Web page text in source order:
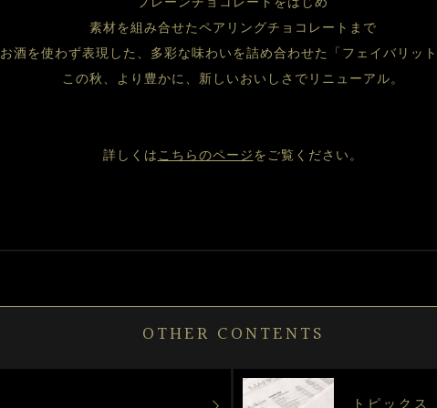
素材を組み合せたペアリングチョコレートまで
お酒を使わず表現した、多彩な味わいを詰め合わせた「フェイバリッ
この秋、より豊かに、新しいおいしさでリニューアル。
詳しくは こちらのページをご覧ください。
OTHER CONTENTS